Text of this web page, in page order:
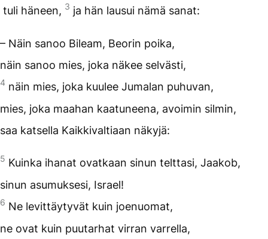
tuli häneen, 3 ja hän lausui nämä sanat:
– Näin sanoo Bileam, Beorin poika,
näin sanoo mies, joka näkee selvästi,
4 näin mies, joka kuulee Jumalan puhuvan,
mies, joka maahan kaatuneena, avoimin silmin,
saa katsella Kaikkivaltiaan näkyjä:
5 Kuinka ihanat ovatkaan sinun telttasi, Jaakob,
sinun asumuksesi, Israel!
6 Ne levittäytyvät kuin joenuomat,
ne ovat kuin puutarhat virran varrella,